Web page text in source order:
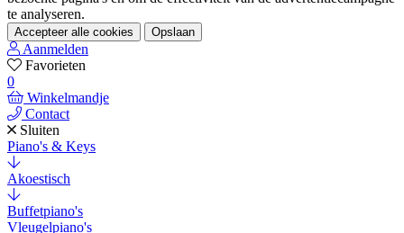
te analyseren.
Accepteer alle cookies Opslaan
Aanmelden
Favorieten
0
Winkelmandje
Contact
Sluiten
Piano's & Keys
Akoestisch
Buffetpiano's
Vleugelpiano's